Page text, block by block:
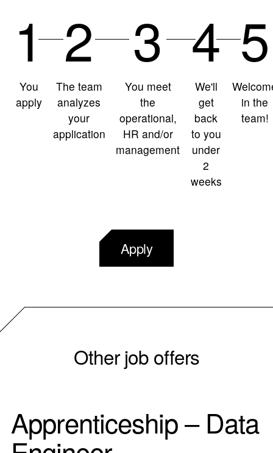
1
You
apply
2
The team
analyzes
your
application
3
You meet
the
operational,
HR and/or
management
4
We'll
get
back
to you
under
2
weeks
5
in the
team!
Apply
Other job offers
Apprenticeship – Data